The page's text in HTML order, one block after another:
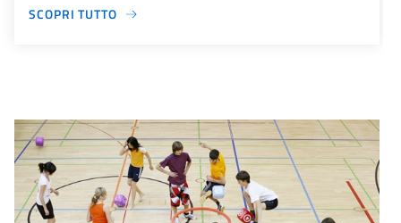
SCOPRI TUTTO